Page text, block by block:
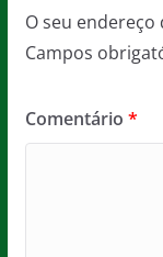
O seu
Campos
Comentário *